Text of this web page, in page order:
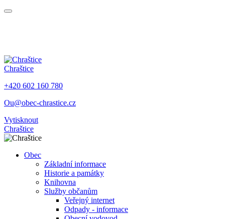
Chraštice
+420 602 160 780
Ou@obec-chrastice.cz
Vytisknout
Chraštice
Obec
Základní informace
Historie a památky
Knihovna
Služby občanům
Veřejný internet
Odpady - informace